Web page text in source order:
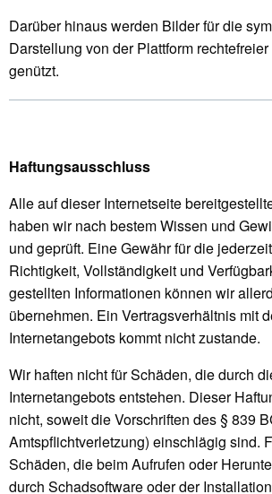
Darüber hinaus werden Bilder für die
Darstellung von der Plattform
genützt.
Haftungsausschluss
Alle auf dieser Internetseite
haben wir nach bestem Wissen und
und geprüft. Eine Gewähr für die
Richtigkeit, Vollständigkeit und
gestellten Informationen können wir
übernehmen. Ein Vertragsverhältnis mit
Internetangebots kommt nicht zustande.
Wir haften nicht für Schäden, die durch
Internetangebots entstehen. Dieser
nicht, soweit die Vorschriften des § 839
Amtspflichtverletzung) einschlägig sind.
Schäden, die beim Aufrufen oder
durch Schadsoftware oder der